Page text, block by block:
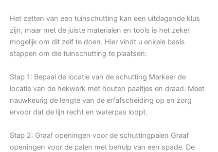
Het zetten van een tuinschutting kan een uitdagende klus
zijn, maar met de juiste materialen en tools is het zeker
mogelijk om dit zelf te doen. Hier vindt u enkele basis
stappen om die tuinschutting te plaatsen:
Stap 1: Bepaal de locatie van de schutting Markeer de
locatie van de hekwerk met houten paaltjes en draad. Meet
nauwkeurig de lengte van de erfafscheiding op en zorg
ervoor dat de lijn recht en waterpas loopt.
Stap 2: Graaf openingen voor de schuttingpalen Graaf
openingen voor de palen met behulp van een spade. De